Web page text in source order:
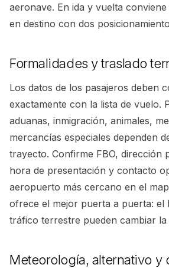
aeronave. En ida y vuelta
en destino con dos
Formalidades y traslado
Los datos de los pasajeros deben
exactamente con la lista de vuelo.
aduanas, inmigración, animales,
mercancías especiales dependen
trayecto. Confirme FBO, dirección
hora de presentación y contacto
aeropuerto más cercano en el
ofrece el mejor puerta a puerta: el
tráfico terrestre pueden cambiar la
Meteorología, alternativo y